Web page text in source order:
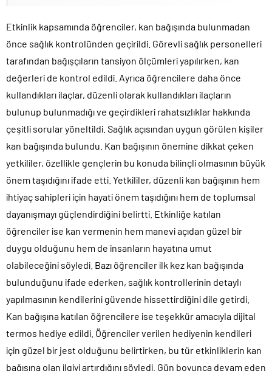
Etkinlik kapsamında öğrenciler, kan bağışında bulunmadan
önce sağlık kontrolünden geçirildi. Görevli sağlık personelleri
tarafından bağışçıların tansiyon ölçümleri yapılırken, kan
değerleri de kontrol edildi. Ayrıca öğrencilere daha önce
kullandıkları ilaçlar, düzenli olarak kullandıkları ilaçların
bulunup bulunmadığı ve geçirdikleri rahatsızlıklar hakkında
çeşitli sorular yöneltildi. Sağlık açısından uygun görülen kişiler
kan bağışında bulundu. Kan bağışının önemine dikkat çeken
yetkililer, özellikle gençlerin bu konuda bilinçli olmasının büyük
önem taşıdığını ifade etti. Yetkililer, düzenli kan bağışının hem
ihtiyaç sahipleri için hayati önem taşıdığını hem de toplumsal
dayanışmayı güçlendirdiğini belirtti. Etkinliğe katılan
öğrenciler ise kan vermenin hem manevi açıdan güzel bir
duygu olduğunu hem de insanların hayatına umut
olabileceğini söyledi. Bazı öğrenciler ilk kez kan bağışında
bulunduğunu ifade ederken, sağlık kontrollerinin detaylı
yapılmasının kendilerini güvende hissettirdiğini dile getirdi.
Kan bağışına katılan öğrencilere ise teşekkür amacıyla dijital
termos hediye edildi. Öğrenciler verilen hediyenin kendileri
için güzel bir jest olduğunu belirtirken, bu tür etkinliklerin kan
bağışına olan ilgiyi artırdığını söyledi. Gün boyunca devam eden